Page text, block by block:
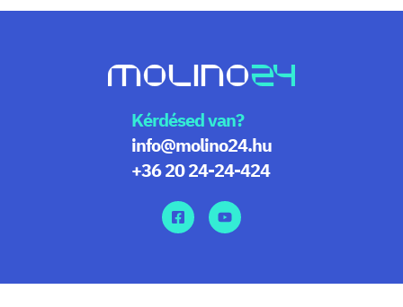
Kérdésed van?
info@molino24.hu
+36 20 24-24-424